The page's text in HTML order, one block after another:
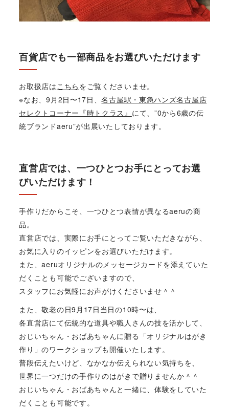
百貨店でも一部商品をお選びいただけます
お取扱店は こちら をご覧くださいませ。
※なお、9月2日〜17日、名古屋駅・東急ハンズ名古屋店
セレクトコーナー『時トクラス』 にて、”0から6歳の伝
統ブランドaeru”が出展いたしております。
直営店では、一つひとつお手にとってお選
びいただけます！
手作りだからこそ、一つひとつ表情が異なるaeruの商
品。
直営店では、実際にお手にとってご覧いただきながら、
お気に入りのイッピンをお選びいただけます。
また、aeruオリジナルのメッセージカードを添えていた
だくことも可能でございますので、
スタッフにお気軽にお声がけくださいませ＾＾
また、敬老の日9月17日当日の10時〜は、
各直営店にて伝統的な道具や職人さんの技を活かして、
おじいちゃん・おばあちゃんに贈る「オリジナルはがき
作り」のワークショップも開催いたします。
普段伝えたいけど、なかなか伝えられない気持ちを、
世界に一つだけの手作りのはがきで贈りませんか＾＾
おじいちゃん・おばあちゃんと一緒に、体験をしていた
だくことも可能です。